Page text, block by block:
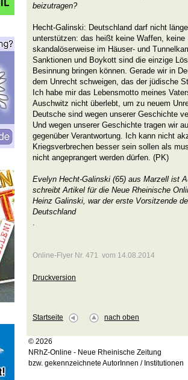
beizutragen?
Hecht-Galinski: Deutschland darf nicht
unterstützen: das heißt keine Waffen, keine
skandalöserweise im Häuser- und
Sanktionen und Boykott sind die einzige
Besinnung bringen können. Gerade wir in
dem Unrecht schweigen, das der jüdische
Ich habe mir das Lebensmotto meines
Auschwitz nicht überlebt, um zu neuem
Deutsche sind wegen unserer Geschichte
Und wegen unserer Geschichte tragen wir
gegenüber Verantwortung. Ich kann nicht
Kriegsverbrechen besser sein sollen als
nicht angeprangert werden dürfen. (PK)
Evelyn Hecht-Galinski (65) aus Marzell ist
schreibt Artikel für die Neue Rheinische
Heinz Galinski, war der erste Vorsitzende
Deutschland
.
Online-Flyer Nr. 471 vom 14.08.2014
Druckversion
Startseite nach oben
© 2026
NRhZ-Online - Neue Rheinische Zeitung
bzw. gekennzeichnete AutorInnen / Institutionen